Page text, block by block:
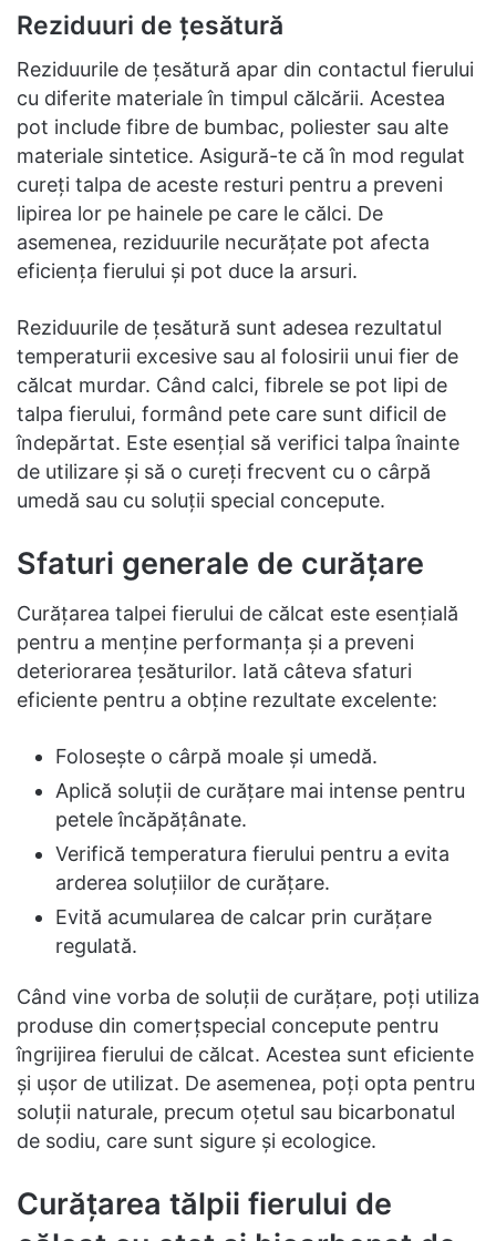
Reziduuri de țesătură
Reziduurile de țesătură apar din contactul fierului
cu diferite materiale în timpul călcării. Acestea
pot include fibre de bumbac, poliester sau alte
materiale sintetice. Asigură-te că în mod regulat
cureți talpa de aceste resturi pentru a preveni
lipirea lor pe hainele pe care le călci. De
asemenea, reziduurile necurățate pot afecta
eficiența fierului și pot duce la arsuri.
Reziduurile de țesătură sunt adesea rezultatul
temperaturii excesive sau al folosirii unui fier de
călcat murdar. Când calci, fibrele se pot lipi de
talpa fierului, formând pete care sunt dificil de
îndepărtat. Este esențial să verifici talpa înainte
de utilizare și să o cureți frecvent cu o cârpă
umedă sau cu soluții special concepute.
Sfaturi generale de curățare
Curățarea talpei fierului de călcat este esențială
pentru a menține performanța și a preveni
deteriorarea țesăturilor. Iată câteva sfaturi
eficiente pentru a obține rezultate excelente:
Folosește o cârpă moale și umedă.
Aplică soluții de curățare mai intense pentru
petele încăpățânate.
Verifică temperatura fierului pentru a evita
arderea soluțiilor de curățare.
Evită acumularea de calcar prin curățare
regulată.
Când vine vorba de soluții de curățare, poți utiliza
produse din comerțspecial concepute pentru
îngrijirea fierului de călcat. Acestea sunt eficiente
și ușor de utilizat. De asemenea, poți opta pentru
soluții naturale, precum oțetul sau bicarbonatul
de sodiu, care sunt sigure și ecologice.
Curățarea tălpii fierului de